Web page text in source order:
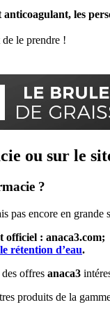
les
de le prendre !
ou sur le
?
pas encore en grande
officiel : anaca3.com;
le rétention d’eau.
offres anaca3
produits de la